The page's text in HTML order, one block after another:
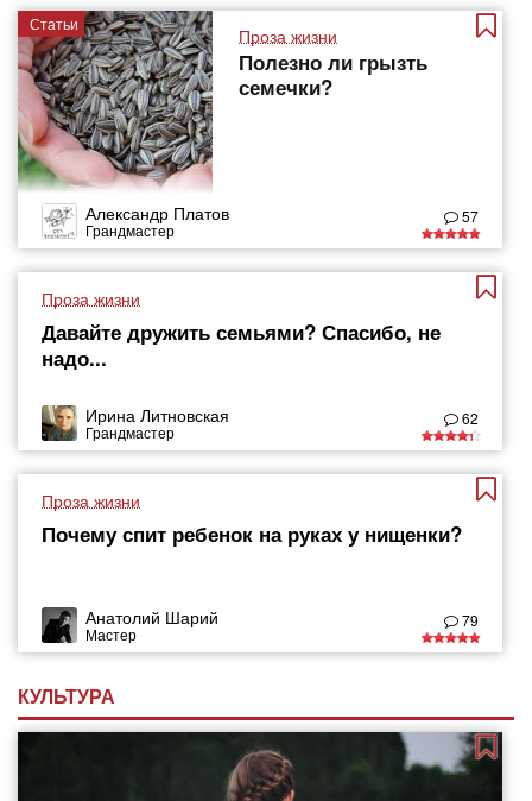
Статьи
Проза жизни
Полезно ли грызть
семечки?
Александр Платов
Грандмастер
57
Проза жизни
Давайте дружить семьями? Спасибо, не
надо...
Ирина Литновская
Грандмастер
62
Проза жизни
Почему спит ребенок на руках у нищенки?
Анатолий Шарий
Мастер
79
КУЛЬТУРА